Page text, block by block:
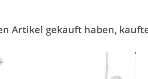
Artikel gekauft haben,